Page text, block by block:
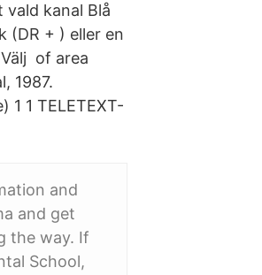
kanal Blå
(DR + ) eller en
Välj of area
1987.
1 1 TELETEXT-
and
and get
the way. If
School,